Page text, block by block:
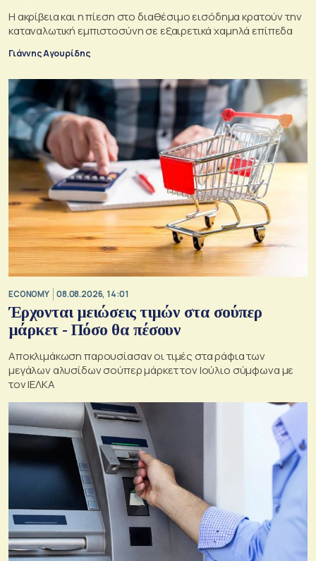
Η ακρίβεια και η πίεση στο διαθέσιμο εισόδημα κρατούν την
καταναλωτική εμπιστοσύνη σε εξαιρετικά χαμηλά επίπεδα
Γιάννης Αγουρίδης
ECONOMY 08.08.2026, 14:01
Έρχονται μειώσεις τιμών στα σούπερ
μάρκετ - Πόσο θα πέσουν
Αποκλιμάκωση παρουσίασαν οι τιμές στα ράφια των
μεγάλων αλυσίδων σούπερ μάρκετ τον Ιούλιο σύμφωνα με
τον ΙΕΛΚΑ